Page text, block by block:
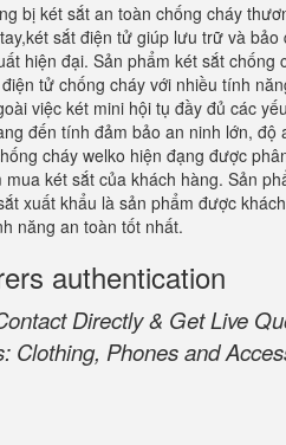
bị két sắt an toàn chống cháy
sắt điện tử giúp lưu trữ và
hiện đại. Sản phẩm két sắt
tử chống cháy với nhiều tính
việc két mini hội tụ đầy đủ các
đến tính đảm bảo an ninh lớn,
cháy welko hiện đạng được
két sắt của khách hàng. Sản
xuất khẩu là sản phẩm được
năng an toàn tốt nhất.
authentication
Directly & Get Live
Clothing, Phones and